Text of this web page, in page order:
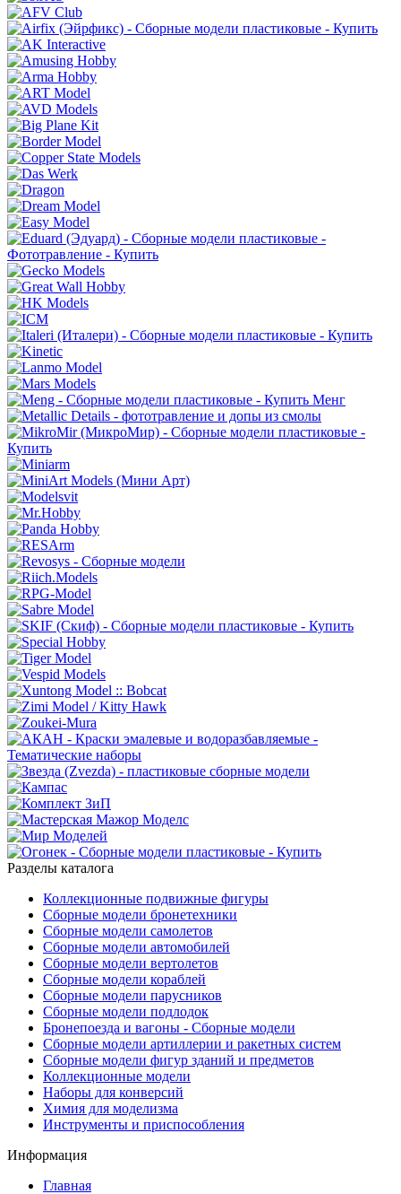
Разделы каталога
Коллекционные подвижные фигуры
Сборные модели бронетехники
Сборные модели самолетов
Сборные модели автомобилей
Сборные модели вертолетов
Сборные модели кораблей
Сборные модели парусников
Сборные модели подлодок
Бронепоезда и вагоны - Сборные модели
Сборные модели артиллерии и ракетных систем
Сборные модели фигур зданий и предметов
Коллекционные модели
Наборы для конверсий
Химия для моделизма
Инструменты и приспособления
Информация
Главная